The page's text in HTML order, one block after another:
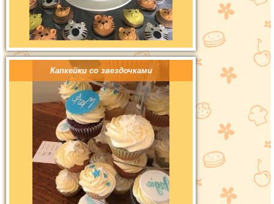
Капкейки со звездочками